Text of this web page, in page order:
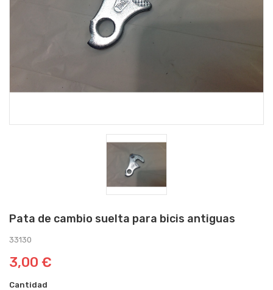
Pata de cambio suelta para bicis antiguas
33130
3,00 €
Cantidad